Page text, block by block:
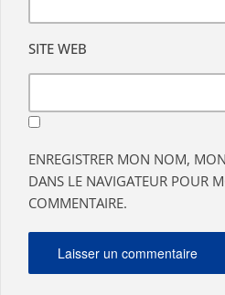
SITE WEB
ENREGISTRER MON NOM,
DANS LE NAVIGATEUR POUR
COMMENTAIRE.